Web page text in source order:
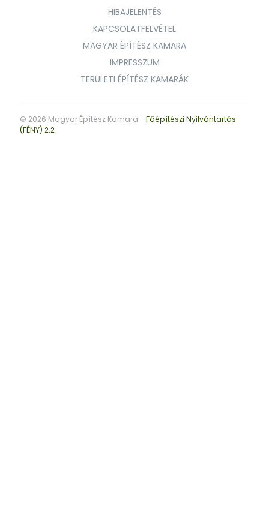
HIBAJELENTÉS
KAPCSOLATFELVÉTEL
MAGYAR ÉPÍTÉSZ KAMARA
IMPRESSZUM
TERÜLETI ÉPÍTÉSZ KAMARÁK
© 2026 Magyar Építész Kamara - Főépítészi Nyilvántartás
(FÉNY) 2.2